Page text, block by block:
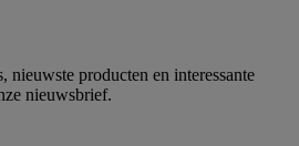
nieuwste producten en interessante
nieuwsbrief.